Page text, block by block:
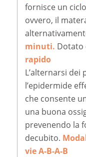
fornisce un
ovvero, il
minuti. Dotato
rapido
L’alternarsi
l’epidermide
che consente
una buona
prevenendo la
decubito.
vie A-B-A-B